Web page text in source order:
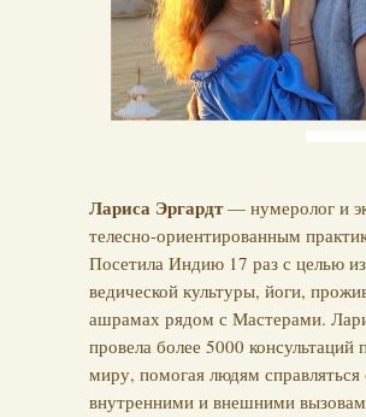
Лариса Эргардт— нумеролог и
телесно-ориентированным
Посетила Индию 17 раз с целью
ведической культуры, йоги,
ашрамах рядом с Мастерами.
провела более 5000 консультаций
миру, помогая людям справляться
внутренними и внешними